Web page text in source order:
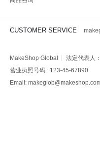
CUSTOMER SERVICE
MakeShop Global 法定代表人
营业执照号码 : 123-45-67890
Email: